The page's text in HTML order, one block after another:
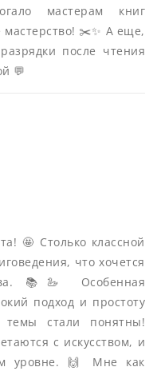
мастерам книг
мастерство! ✂️✨ А еще,
после чтения
💬
🤩 Столько классной
что хочется
📚🦢 Особенная
подход и простоту
стали понятны!
с искусством, и
уровне. 🙌 Мне как